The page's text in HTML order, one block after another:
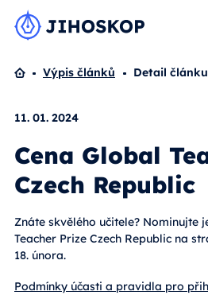
Domů
Výpis článků Detail článku
11. 01. 2024
Cena Global
Czech Republic
Znáte skvělého učitele? Nominujte
Teacher Prize Czech Republic na
18. února.
Podmínky účasti a pravidla pro